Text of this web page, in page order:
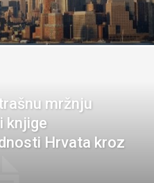
mržnju
knjige
Hrvata kroz